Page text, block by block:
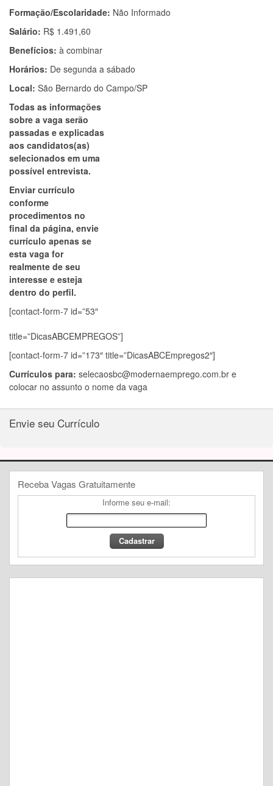
Formação/Escolaridade: Não Informado
Salário: R$ 1.491,60
Benefícios: à combinar
Horários: De segunda a sábado
Local: São Bernardo do Campo/SP
Todas as informações
sobre a vaga serão
passadas e explicadas
aos candidatos(as)
selecionados em uma
possível entrevista.
Enviar currículo
conforme
procedimentos no
final da página, envie
currículo apenas se
esta vaga for
realmente de seu
interesse e esteja
dentro do perfil.
[contact-form-7 id=”53″
title=”DicasABCEMPREGOS”]
[contact-form-7 id=”173″ title=”DicasABCEmpregos2″]
Currículos para: selecaosbc@modernaemprego.com.br e
colocar no assunto o nome da vaga
Envie seu Currículo
Receba Vagas Gratuitamente
Informe seu e-mail: